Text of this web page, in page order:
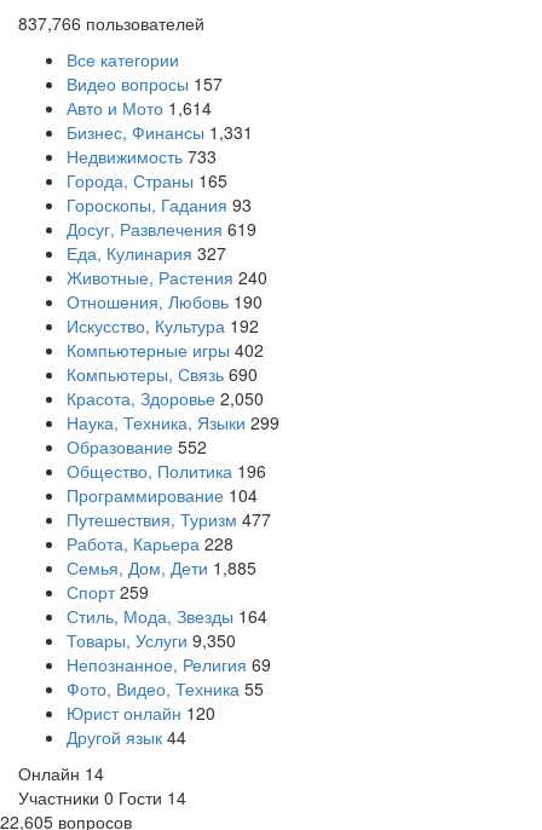
837,766 пользователей
Все категории
Видео вопросы 157
Авто и Мото 1,614
Бизнес, Финансы 1,331
Недвижимость 733
Города, Страны 165
Гороскопы, Гадания 93
Досуг, Развлечения 619
Еда, Кулинария 327
Животные, Растения 240
Отношения, Любовь 190
Искусство, Культура 192
Компьютерные игры 402
Компьютеры, Связь 690
Красота, Здоровье 2,050
Наука, Техника, Языки 299
Образование 552
Общество, Политика 196
Программирование 104
Путешествия, Туризм 477
Работа, Карьера 228
Семья, Дом, Дети 1,885
Спорт 259
Стиль, Мода, Звезды 164
Товары, Услуги 9,350
Непознанное, Религия 69
Фото, Видео, Техника 55
Юрист онлайн 120
Другой язык 44
Онлайн 14
Участники 0 Гости 14
22,605 вопросов